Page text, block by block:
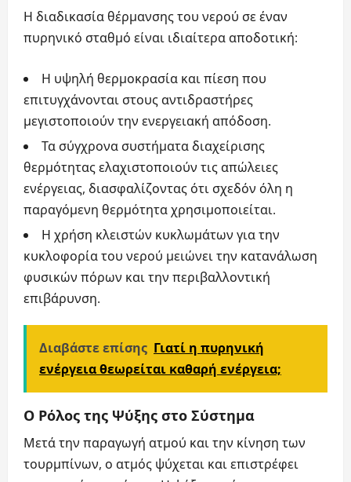
Η διαδικασία θέρμανσης του νερού σε έναν
πυρηνικό σταθμό είναι ιδιαίτερα αποδοτική:
Η υψηλή θερμοκρασία και πίεση που
επιτυγχάνονται στους αντιδραστήρες
μεγιστοποιούν την ενεργειακή απόδοση.
Τα σύγχρονα συστήματα διαχείρισης
θερμότητας ελαχιστοποιούν τις απώλειες
ενέργειας, διασφαλίζοντας ότι σχεδόν όλη η
παραγόμενη θερμότητα χρησιμοποιείται.
Η χρήση κλειστών κυκλωμάτων για την
κυκλοφορία του νερού μειώνει την κατανάλωση
φυσικών πόρων και την περιβαλλοντική
επιβάρυνση.
Διαβάστε επίσης Γιατί η πυρηνική
ενέργεια θεωρείται καθαρή ενέργεια;
Ο Ρόλος της Ψύξης στο Σύστημα
Μετά την παραγωγή ατμού και την κίνηση των
τουρμπίνων, ο ατμός ψύχεται και επιστρέφει